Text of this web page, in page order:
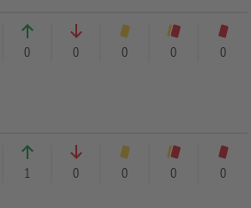
0 0 0 0 0
1 0 0 0 0